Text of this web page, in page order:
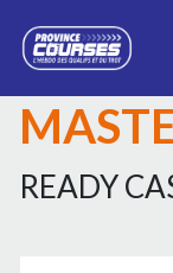
READY